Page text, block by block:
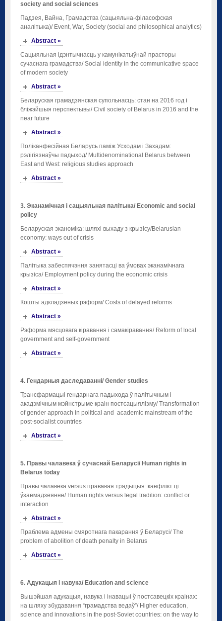
society and social sciences
Падзея, Вайна, Грамадства (сацыяльна-філасофская
аналітыка)/ Event, War, Society (social and philosophical analytics)
Abstract »
Сацыяльная ідэнтычнасць у камунікатыўнай прасторы
сучаснага грамадства/ Social identity in the communicative space
of modern society
Abstract »
Беларуская грамадзянская супольнасць: стан на 2016 год і
бліжэйшыя перспектывы/ Civil society of Belarus in 2016 and the
near future
Abstract »
Поліканфесійная Беларусь паміж Усходам і Захадам:
рэлігіязнаўчы падыход/ Multidenominational Belarus between
East and West: religious studies approach
Abstract »
3. Эканамічная і сацыяльная палітыка/ Economic and social
policy
Беларуская эканоміка: шляхі выхаду з крызісу/Belarusian
economy: ways out of crisis
Abstract »
Палітыка забеспячэння занятасці ва ўмовах эканамічнага
крызіса/ Employment policy during the economic crisis
Abstract »
Кошты адкладзеных рэформ/ Costs of delayed reforms
Abstract »
Рэформа мясцовага кіравання і самакіравання/ Reform of local
government and self-government
Abstract »
4. Гендарныя даследаванні/ Gender studies
Трансфармацыі гендарнага падыхода ў палітычным і
акадэмічным мэйнстрыме краін постсацыялізму/ Transformation
of gender approach in political and academic mainstream of the
post-socialist countries
Abstract »
5. Правы чалавека ў сучаснай Беларусі/ Human rights in
Belarus today
Правы чалавека versus прававая традыцыя: канфлікт ці
ўзаемадзеянне/ Human rights versus legal tradition: conflict or
interaction
Abstract »
Праблема адмены смяротнага пакарання ў Беларусі/ The
problem of abolition of death penalty in Belarus
Abstract »
6. Адукацыя і навука/ Education and science
Вышэйшая адукацыя, навука і інавацыі ў постсавецкіх краінах:
на шляху збудавання “грамадства ведаў”/ Higher education,
science and innovations in the post-Soviet countries: on the way to